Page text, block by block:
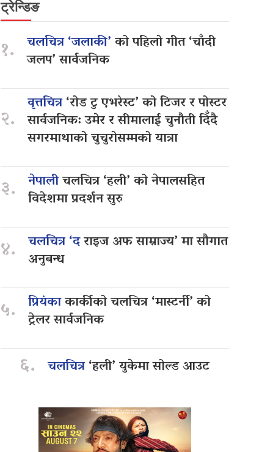
ट्रेन्डिङ
१. चलचित्र ‘जलाकी’को पहिलो गीत ‘चाँदी
जलप’ सार्वजनिक
२.
वृत्तचित्र‘रोड टु एभरेस्ट’ को टिजर र पोस्टर
सार्वजनिक: उमेर र सीमालाई चुनौती दिँदै
सगरमाथाको चुचुरोसम्मको यात्रा
३. नेपालीचलचित्र ‘हली’ को नेपालसहित
विदेशमा प्रदर्शन सुरु
४. चलचित्र ‘दराइज अफ साम्राज्य’ मा सौगात
अनुबन्ध
५. प्रियंकाकार्कीको चलचित्र ‘मास्टर्नी’ को
ट्रेलर सार्वजनिक
६. चलचित्र‘हली’ युकेमा सोल्ड आउट